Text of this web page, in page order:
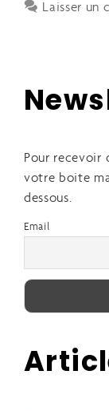
Laisser un
Pour recevoir
votre boite
dessous.
Email